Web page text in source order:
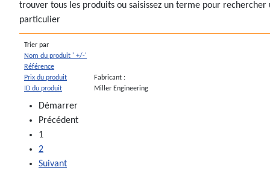
trouver tous les produits ou saisissez un terme pour rechercher
particulier
Trier par
Nom du produit ' +/-'
Référence
Prix du produit
ID du produit
Fabricant :
Miller Engineering
Démarrer
Précédent
1
2
Suivant